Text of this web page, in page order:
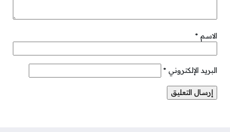
الاسم *
البريد الإلكتروني *